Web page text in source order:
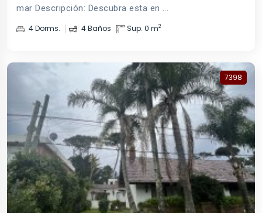
mar Descripción: Descubra esta en ...
4 Dorms. 4 Baños Sup. 0 m2
7398